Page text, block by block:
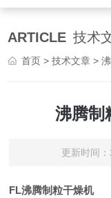
ARTICLE 技术
首页 >技术文章 >
沸腾制
更新时间
FL沸腾制粒干燥机